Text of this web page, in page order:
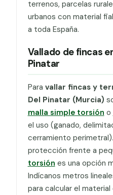
terrenos, parcelas
urbanos con material
a toda España.
Vallado de fincas
Pinatar
Para vallar fincas y
Del Pinatar (Murcia)
malla simple torsión o
el uso (ganado,
cerramiento
protección frente a
torsión es una opción
Indícanos metros
para calcular el